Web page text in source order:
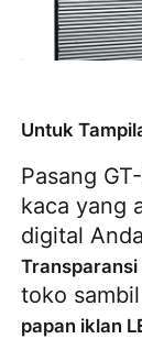
Untuk
Pasang
kaca yang
digital
Transparansi
papan iklan